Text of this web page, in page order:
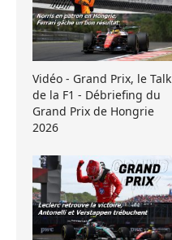
Vidéo - Grand Prix, le Talk
de la F1 - Débriefing du
Grand Prix de Hongrie
2026